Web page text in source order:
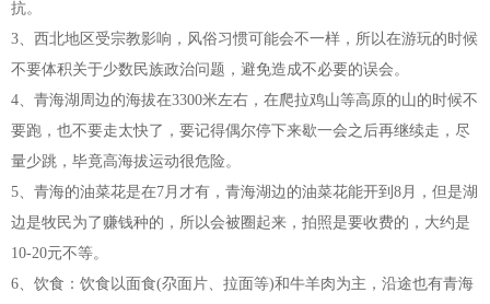
抗。
3、西北地区受宗教影响，风俗习惯可能会不一样，所以在游玩的时候
不要体积关于少数民族政治问题，避免造成不必要的误会。
4、青海湖周边的海拔在3300米左右，在爬拉鸡山等高原的山的时候不
要跑，也不要走太快了，要记得偶尔停下来歇一会之后再继续走，尽
量少跳，毕竟高海拔运动很危险。
5、青海的油菜花是在7月才有，青海湖边的油菜花能开到8月，但是湖
边是牧民为了赚钱种的，所以会被圈起来，拍照是要收费的，大约是
10-20元不等。
6、饮食：饮食以面食(尕面片、拉面等)和牛羊肉为主，沿途也有青海